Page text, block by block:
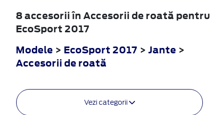
8 accesorii în Accesorii de roată pentru
EcoSport 2017
Modele > EcoSport 2017 > Jante >
Accesorii de roată
Vezi categorii